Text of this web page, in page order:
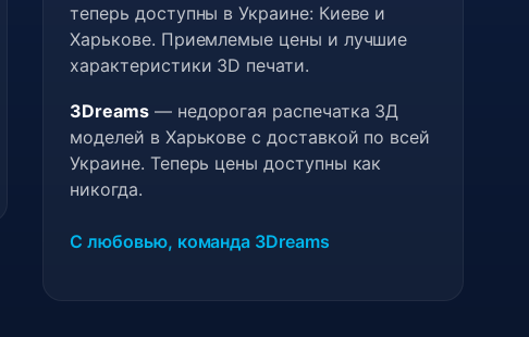
теперь доступны в Украине: Киеве и
Харькове. Приемлемые цены и лучшие
характеристики 3D печати.
3Dreams— недорогая распечатка 3Д
моделей в Харькове с доставкой по всей
Украине. Теперь цены доступны как
никогда.
С любовью, команда 3Dreams